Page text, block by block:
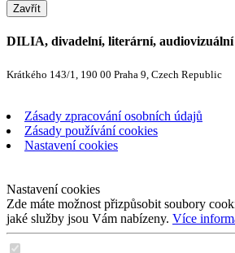
Zavřít
DILIA, divadelní, literární, audiovizuální
Krátkého 143/1, 190 00 Praha 9, Czech Republic
Zásady zpracování osobních údajů
Zásady používání cookies
Nastavení cookies
Nastavení cookies
Zde máte možnost přizpůsobit soubory
jaké služby jsou Vám nabízeny. Více